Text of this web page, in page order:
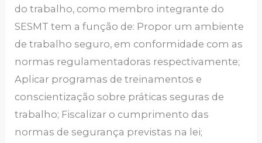
do trabalho, como membro integrante do
SESMT tem a função de: Propor um ambiente
de trabalho seguro, em conformidade com as
normas regulamentadoras respectivamente;
Aplicar programas de treinamentos e
conscientização sobre práticas seguras de
trabalho; Fiscalizar o cumprimento das
normas de segurança previstas na lei;